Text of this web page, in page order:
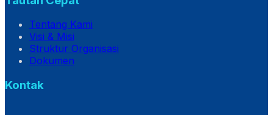
Tentang Kami
Visi & Misi
Struktur Organisasi
Dokumen
Kontak